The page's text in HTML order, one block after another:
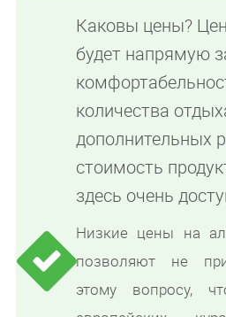
Каковы цены?
будет напрямую
количества
дополнительных
стоимость
здесь очень
Низкие цены на
позволяют не
этому вопросу,